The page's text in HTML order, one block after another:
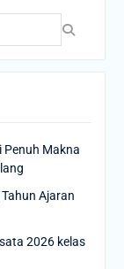
Penuh Makna
Ajaran
2026 kelas